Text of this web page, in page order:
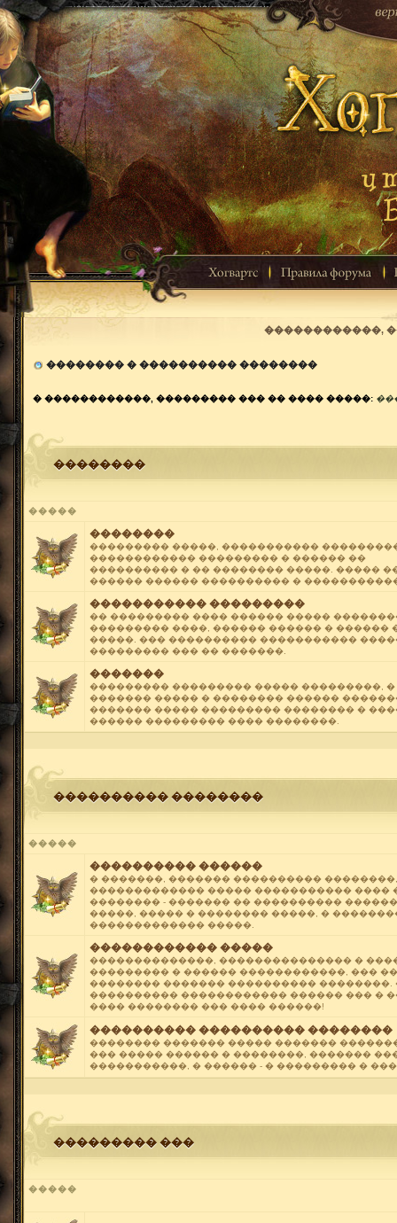
������������,
�������� � ���������� ��������
� ������������, ��������� ��� �� ���� �����:
��������
�����
��������
��������� �����, �����������
������������ ��������� � ������ ��
���������� � �� �������� �����. �����
������ ������ ���������� �
����������� ���������
�� ��������� ���� ������ �����
��������� ����, ������ ������ � ������
�����. ��� ���������� �����������
��������� ��� �� �������.
�������
��������� ��������� ����� ���������, �
������� ����� � �������� ������
������� ����� ��������� �������� �
������ ��������� ���� ��������.
���������� ��������
�����
���������� ������
� �������, ������� ���������� ��������,
������������� ����� ����������� ����
�������� - ������� �� ����������
�����, ����� � �������� �����, �
������������� �����.
������������ �����
��������������, ��������������� �
��������� � ������ ������������, ���
�������� ������� ���������� ��������.
���������� ������������ ������ ��� �
���� �������� ��� ���� ������!
���������� ���������� ��������
�������� ������� ����� �������
��� ����� ������ � ��������, �������
�����������, � ������ - � ��������� �
��������� ���
�����